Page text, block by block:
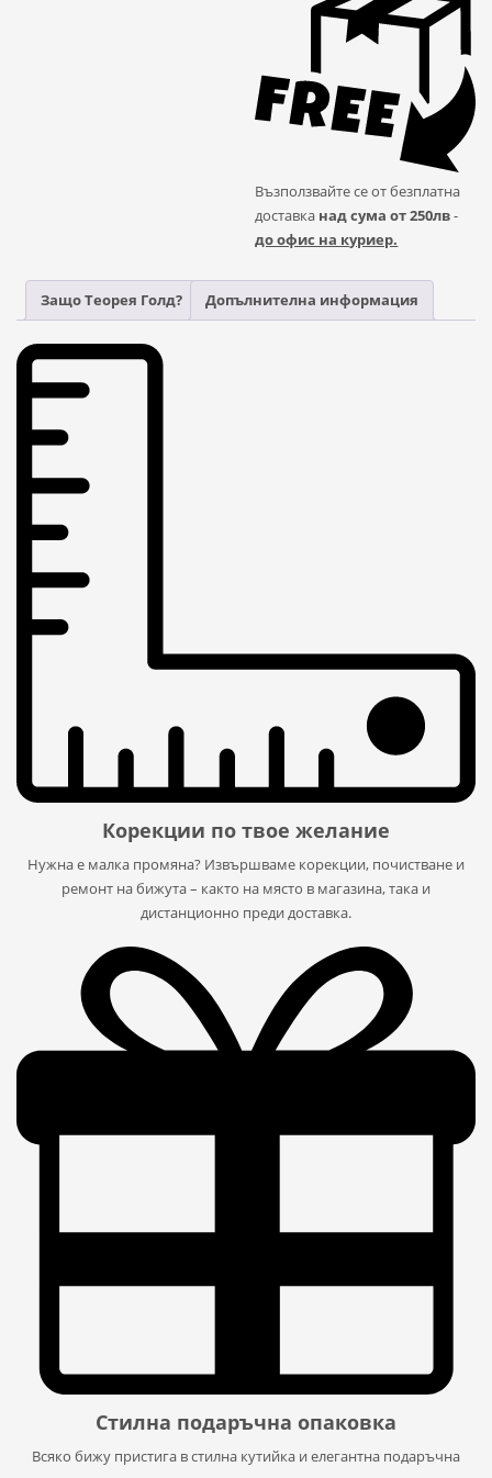
Възползвайте се от безплатна
доставка над сума от 250лв-
до офис на куриер.
Защо Теорея Голд? Допълнителна информация
Корекции по твое желание
Нужна е малка промяна? Извършваме корекции, почистване и
ремонт на бижута – както на място в магазина, така и
дистанционно преди доставка.
Стилна подаръчна опаковка
Всяко бижу пристига в стилна кутийка и елегантна подаръчна